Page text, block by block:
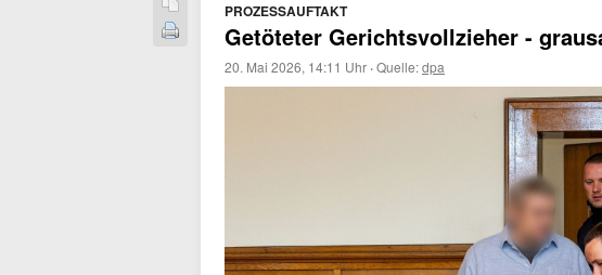
PROZESSAUFTAKT
Getöteter Gerichtsvollzieher -
20. Mai 2026, 14:11 Uhr ·Quelle:dpa